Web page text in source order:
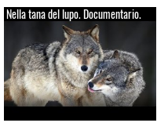
Nella tana del lupo. Documentario.